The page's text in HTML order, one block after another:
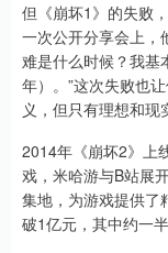
但《崩坏1》的失败
一次公开分享会上，
难是什么时候？我基
年）。”这次失败也
义，但只有理想和现
2014年《崩坏2》上
戏，米哈游与B站展
集地，为游戏提供了
破1亿元，其中约一